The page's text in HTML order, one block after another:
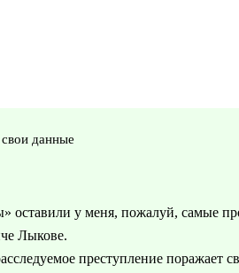
данные
оставили у меня, пожалуй, самые
Лыкове.
преступление поражает